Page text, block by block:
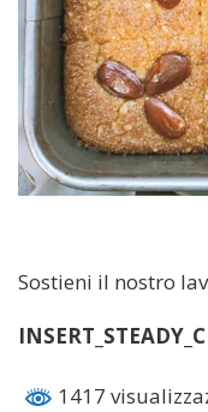
Sostieni il nostro
1417